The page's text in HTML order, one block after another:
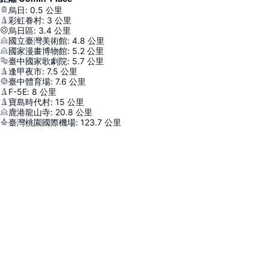
烏日: 0.5 公里
彩虹眷村: 3 公里
烏日區: 3.4 公里
國立臺灣美術館: 4.8 公里
國家漫畫博物館: 5.2 公里
臺中國家歌劇院: 5.7 公里
逢甲夜市: 7.5 公里
臺中體育場: 7.6 公里
F-5E: 8 公里
寶島時代村: 15 公里
鹿港龍山寺: 20.8 公里
臺灣桃園國際機場: 123.7 公里